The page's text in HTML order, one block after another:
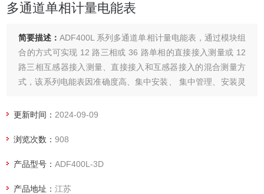
多通道单相计量电能表
简要描述：ADF400L 系列多通道单相计量电能表，通过模块组
合的方式可实现 12 路三相或 36 路单相的直接接入测量或 12
路三相互感器接入测量、直接接入和互感器接入的混合测量方
式，该系列电能表因准确度高、集中安装、 集中管理、安装灵
系列仪表支持预付费功功能。
更新时间： 2024-09-09
浏览次数：908
产品型号：ADF400L-3D
产品地址：江苏